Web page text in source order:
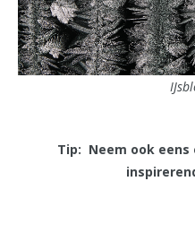
Tip: Neem ook eens